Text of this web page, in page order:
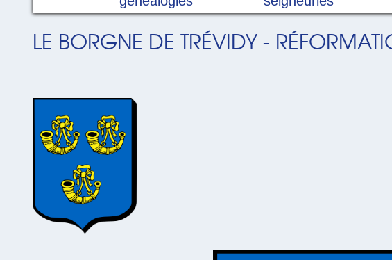
LE BORGNE DE TRÉVIDY -